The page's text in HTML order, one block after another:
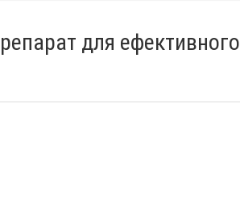
для